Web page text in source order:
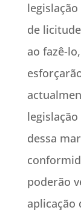
de
ao fazê-
dessa
poderão
aplicação